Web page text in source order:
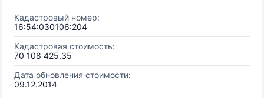
Кадастровый номер:
16:54:030106:204
Кадастровая стоимость:
70 108 425,35
Дата обновления стоимости:
09.12.2014